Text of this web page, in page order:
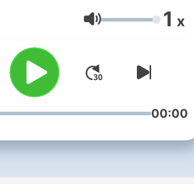
moves to how investors are
reacting, Scott Wapner,
Santoli guide listeners through
each trading session and bring
to you some of the biggest
names in business.
Volumen 1 x
00:00